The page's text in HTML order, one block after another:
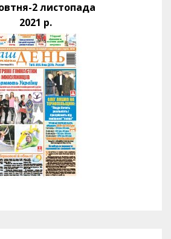
2 листопада
2021 р.